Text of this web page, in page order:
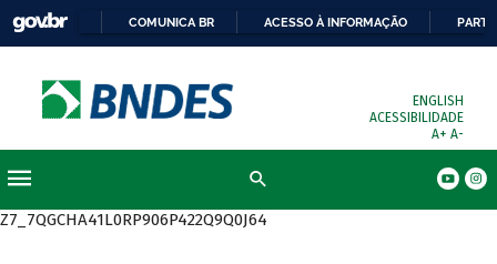
COMUNICA BR ACESSO À INFORMAÇÃO
ENGLISH
ACESSIBILIDADE
A+ A-
Z7_7QGCHA41L0RP906P422Q9Q0J64